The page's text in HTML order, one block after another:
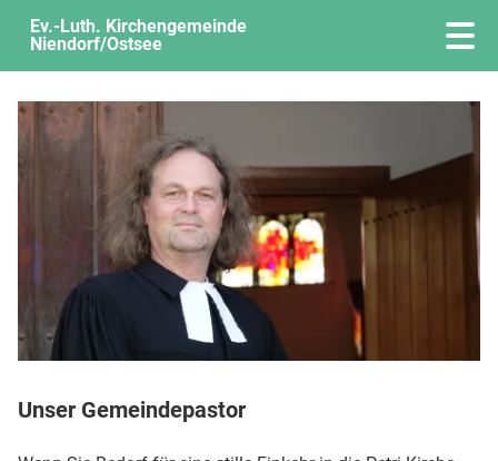
Ev.-Luth. Kirchengemeinde
Niendorf/Ostsee
Unser Gemeindepastor